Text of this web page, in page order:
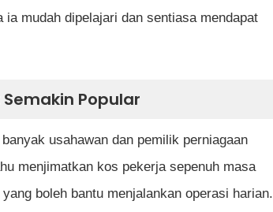
bermula?
mudah dipelajari dan sentiasa mendapat
Popular
usahawan dan pemilik perniagaan
menjimatkan kos pekerja sepenuh masa
boleh bantu menjalankan operasi harian.